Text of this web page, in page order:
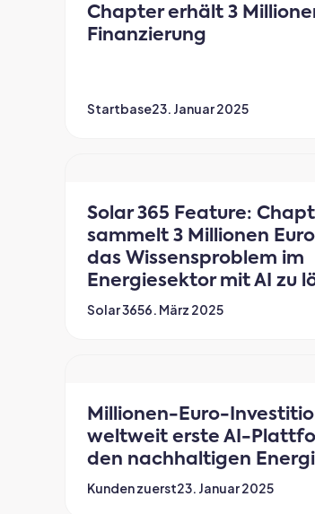
Chapter erhält 3
Finanzierung
Startbase23. Januar 2025
Solar 365 Feature:
sammelt 3 Millionen
das Wissensproblem im
Energiesektor mit AI zu
Solar 3656. März 2025
Millionen-Euro-
weltweit erste AI-
den nachhaltigen
Kunden zuerst23. Januar 2025